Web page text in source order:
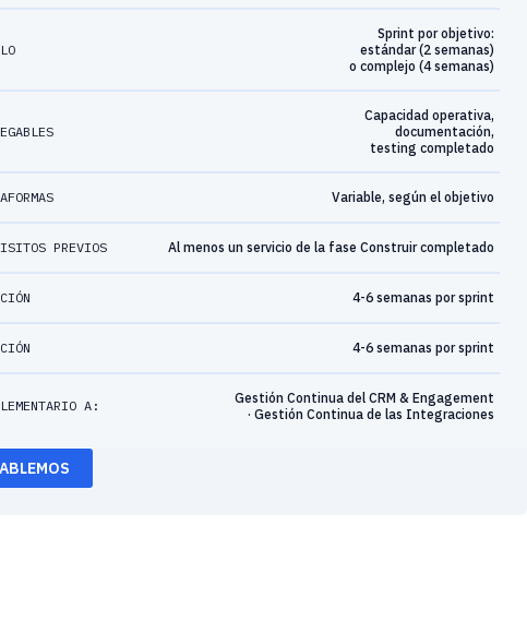
Sprint por objetivo:
estándar (2 semanas)
o complejo (4 semanas)
Capacidad operativa,
documentación,
testing completado
Variable, según el objetivo
PREVIOS Al menos un servicio de la fase Construir completado
4-6 semanas por sprint
4-6 semanas por sprint
A:
Gestión Continua del CRM & Engagement
· Gestión Continua de las Integraciones